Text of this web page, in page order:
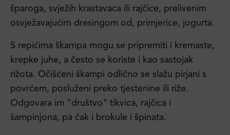
šparoga, svježih krastavaca ili rajčice, prelivenim
osvježavajućim dresingom od, primjerice, jogurta.
S repićima škampa mogu se pripremiti i kremaste,
krepke juhe, a često se koriste i kao sastojak
rižota. Očišćeni škampi odlično se slažu pirjani s
povrćem, posluženi preko tjestenine ili riže.
Odgovara im "društvo" tikvica, rajčica i
šampinjona, pa čak i brokule i špinata.